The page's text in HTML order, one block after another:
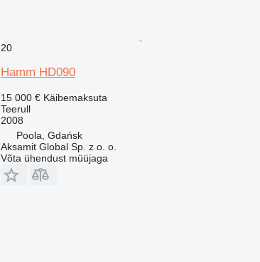
20
Hamm HD090
15 000 € Käibemaksuta
Teerull
2008
Poola, Gdańsk
Aksamit Global Sp. z o. o.
Võta ühendust müüjaga